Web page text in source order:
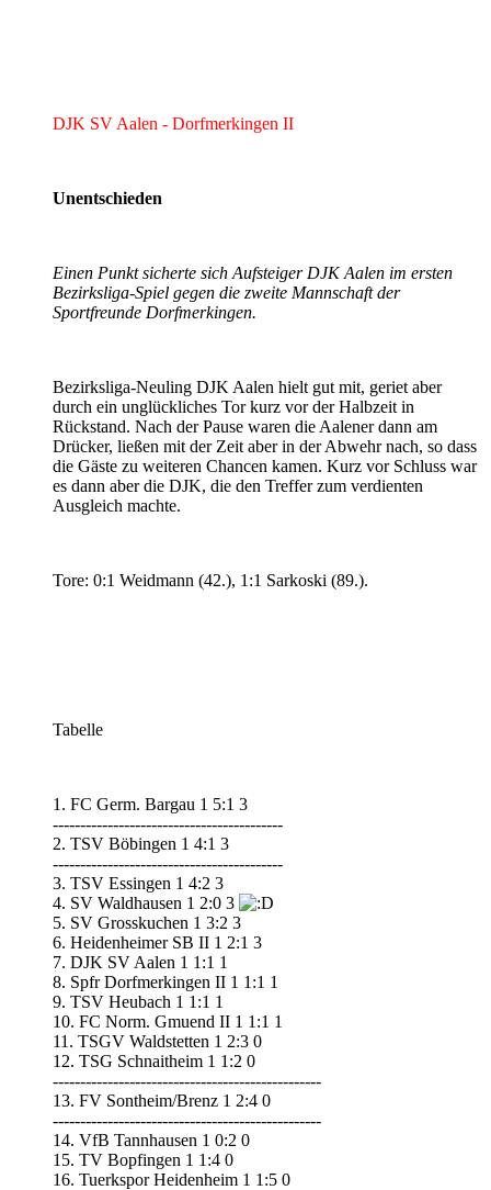
DJK SV Aalen - Dorfmerkingen II
Unentschieden
Einen Punkt sicherte sich Aufsteiger DJK Aalen im ersten
Bezirksliga-Spiel gegen die zweite Mannschaft der
Sportfreunde Dorfmerkingen.
Bezirksliga-Neuling DJK Aalen hielt gut mit, geriet aber
durch ein unglückliches Tor kurz vor der Halbzeit in
Rückstand. Nach der Pause waren die Aalener dann am
Drücker, ließen mit der Zeit aber in der Abwehr nach, so dass
die Gäste zu weiteren Chancen kamen. Kurz vor Schluss war
es dann aber die DJK, die den Treffer zum verdienten
Ausgleich machte.
Tore: 0:1 Weidmann (42.), 1:1 Sarkoski (89.).
Tabelle
1. FC Germ. Bargau 1 5:1 3
------------------------------------------
2. TSV Böbingen 1 4:1 3
------------------------------------------
3. TSV Essingen 1 4:2 3
4. SV Waldhausen 1 2:0 3
5. SV Grosskuchen 1 3:2 3
6. Heidenheimer SB II 1 2:1 3
7. DJK SV Aalen 1 1:1 1
8. Spfr Dorfmerkingen II 1 1:1 1
9. TSV Heubach 1 1:1 1
10. FC Norm. Gmuend II 1 1:1 1
11. TSGV Waldstetten 1 2:3 0
12. TSG Schnaitheim 1 1:2 0
-------------------------------------------------
13. FV Sontheim/Brenz 1 2:4 0
-------------------------------------------------
14. VfB Tannhausen 1 0:2 0
15. TV Bopfingen 1 1:4 0
16. Tuerkspor Heidenheim 1 1:5 0